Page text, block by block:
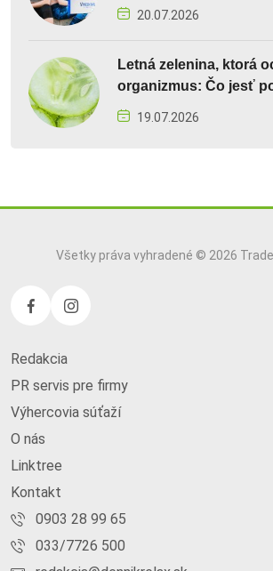
20.07.2026
Letná zelenina, ktorá
organizmus: Čo jesť
19.07.2026
Všetky práva vyhradené © 2026 Trade
Redakcia
PR servis pre firmy
Výhercovia súťaží
O nás
Linktree
Kontakt
0903 28 99 65
033/7726 500